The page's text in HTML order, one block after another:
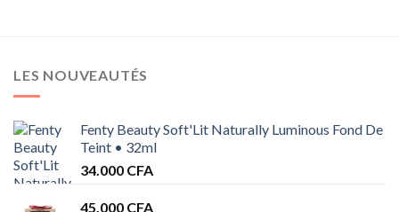
LES NOUVEAUTÉS
Fenty Beauty Soft'Lit Naturally Luminous Fond De
Teint • 32ml
34.000 CFA
45.000 CFA